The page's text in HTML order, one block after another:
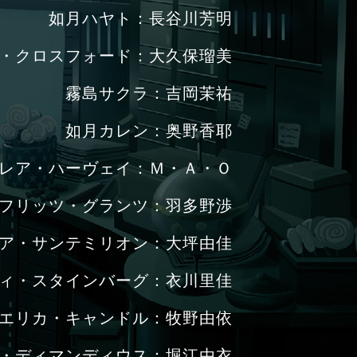
如月ハヤト：長谷川芳明
クロスフォード：大久保瑠美
霧島サクラ：吉岡茉祐
如月カレン：奥野香耶
ア・ハーヴェイ：Ｍ・Ａ・Ｏ
リッツ・グランツ：羽多野渉
・サンテミリオン：大坪由佳
・スタインバーグ：衣川里佳
リカ・キャンドル：牧野由依